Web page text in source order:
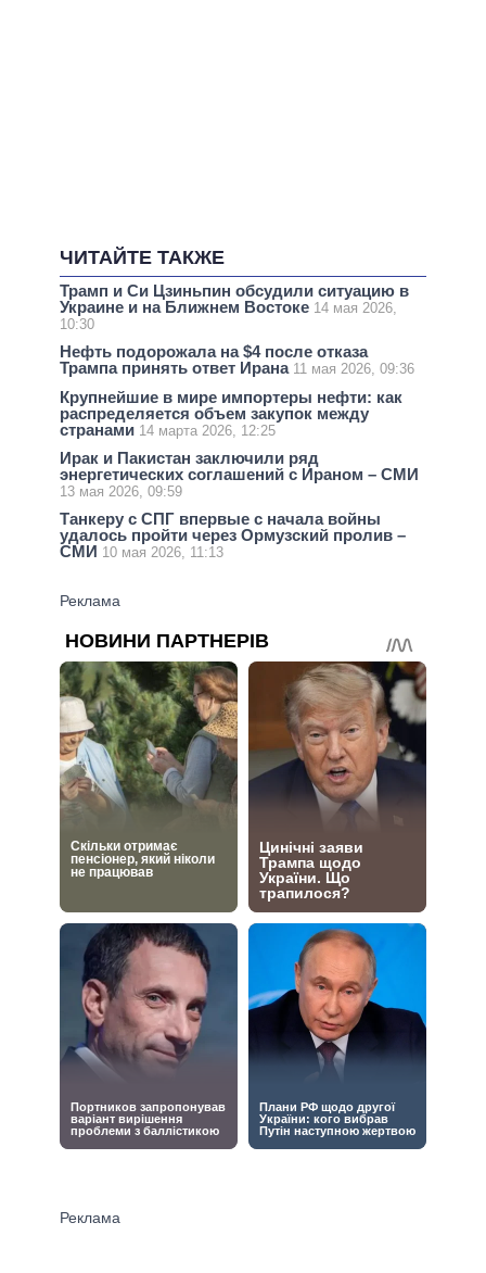
ЧИТАЙТЕ ТАКЖЕ
Трамп и Си Цзиньпин обсудили ситуацию в
Украине и на Ближнем Востоке 14 мая 2026,
10:30
Нефть подорожала на $4 после отказа
Трампа принять ответ Ирана 11 мая 2026, 09:36
Крупнейшие в мире импортеры нефти: как
распределяется объем закупок между
странами 14 марта 2026, 12:25
Ирак и Пакистан заключили ряд
энергетических соглашений с Ираном – СМИ
13 мая 2026, 09:59
Танкеру с СПГ впервые с начала войны
удалось пройти через Ормузский пролив –
СМИ 10 мая 2026, 11:13